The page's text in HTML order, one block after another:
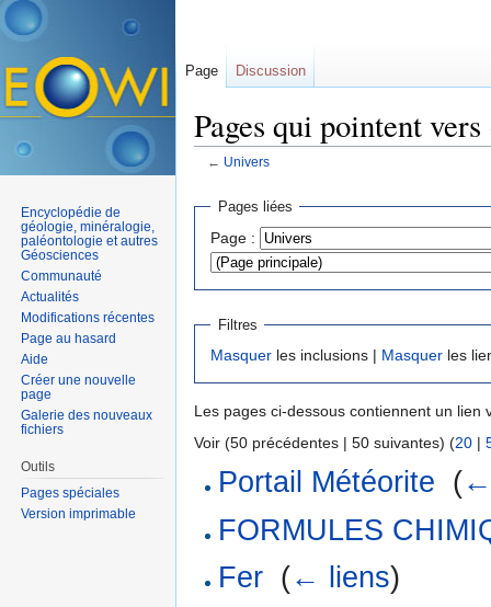
Pages qui pointent
← Univers
Pages liées
Page :
Filtres
Masquer les inclusions | Masquer les
Les pages ci-dessous contiennent un lien
Voir (50 précédentes | 50 suivantes) (20 |
Portail Météorite (
FORMULES
Fer (← liens)
Page Discussion
Encyclopédie de
géologie, minéralogie,
paléontologie et autres
Géosciences
Communauté
Actualités
Modifications récentes
Page au hasard
Aide
Créer une nouvelle
page
Galerie des nouveaux
fichiers
Outils
Pages spéciales
Version imprimable